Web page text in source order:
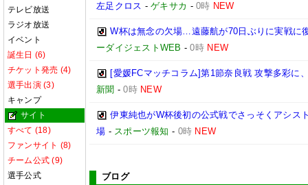
テレビ放送
ラジオ放送
イベント
誕生日 (6)
チケット発売 (4)
選手出演 (3)
キャンプ
サイト
すべて (18)
ファンサイト (8)
チーム公式 (9)
選手公式
左足クロス -ゲキサカ -0時 NEW
W杯は無念の欠場…遠藤航が70日ぶりに実戦に
ーダイジェストWEB -0時 NEW
[愛媛FCマッチコラム]第1節奈良戦 攻撃多彩に
新聞 -0時 NEW
伊東純也がW杯後初の公式戦でさっそくアシス
場 - スポーツ報知 - 0時 NEW
ブログ